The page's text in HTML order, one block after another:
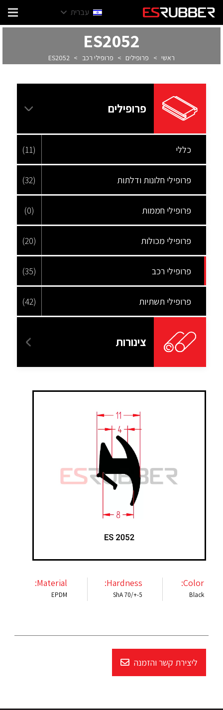
עברית
ES2052
ראשי > פרופילים > פרופילי רכב >
ES2052
פרופילים
כללי (11)
פרופילי חלונות ודלתות (32)
פרופילי חממות (0)
פרופילי מכולות (20)
פרופילי רכב (35)
פרופילי תשתיות (42)
צינורות
Color:
Black
Hardness:
ShA 70/+-5
Material:
EPDM
ליצירת קשר והזמנה